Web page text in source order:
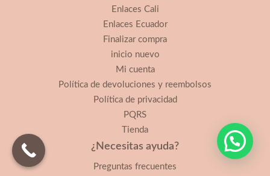
Enlaces Cali
Enlaces Ecuador
Finalizar compra
inicio nuevo
Mi cuenta
Política de devoluciones y reembolsos
Política de privacidad
PQRS
Tienda
¿Necesitas ayuda?
Preguntas frecuentes